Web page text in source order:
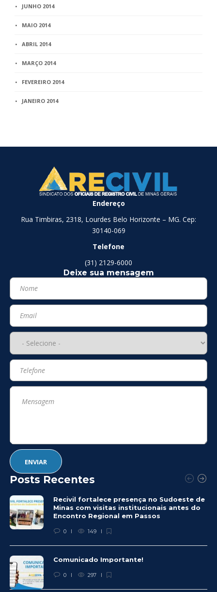
JUNHO 2014
MAIO 2014
ABRIL 2014
MARÇO 2014
FEVEREIRO 2014
JANEIRO 2014
Endereço
Rua Timbiras, 2318, Lourdes Belo Horizonte – MG. Cep:
30140-069
Telefone
(31) 2129-6000
Deixe sua mensagem
Posts Recentes
Recivil fortalece presença no Sudoeste de
Minas com visitas institucionais antes do
Encontro Regional em Passos
0 149
Comunicado Importante!
0 297